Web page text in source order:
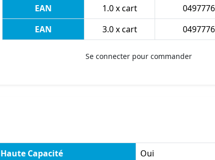
EAN
1.0 x cart
EAN
3.0 x cart
Se connecter pour commander
Haute Capacité
Oui